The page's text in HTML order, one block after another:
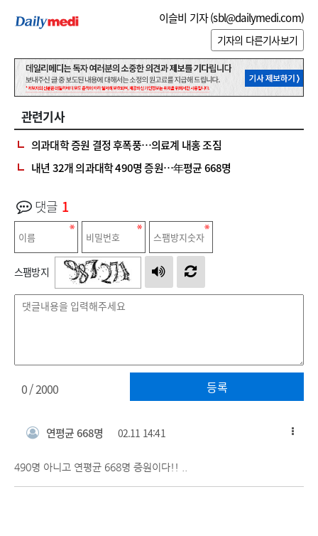
이슬비 기자 (sbl@dailymedi.com)
기자의 다른기사보기
관련기사
의과대학 증원 결정 후폭풍…의료계 내홍 조짐
내년 32개 의과대학 490명 증원…年평균 668명
댓글 1
스팸방지
등록
0/ 2000
연평균 668명 02.11 14:41
490명 아니고 연평균 668명 증원이다!! ..